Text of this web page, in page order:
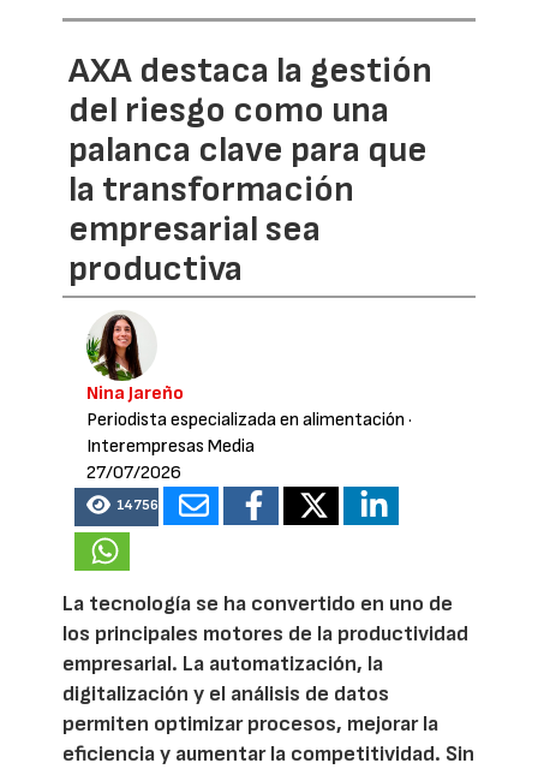
AXA destaca la gestión
del riesgo como una
palanca clave para que
la transformación
empresarial sea
productiva
Nina Jareño
Periodista especializada en alimentación ·
Interempresas Media
27/07/2026
14756
La tecnología se ha convertido en uno de
los principales motores de la productividad
empresarial. La automatización, la
digitalización y el análisis de datos
permiten optimizar procesos, mejorar la
eficiencia y aumentar la competitividad. Sin